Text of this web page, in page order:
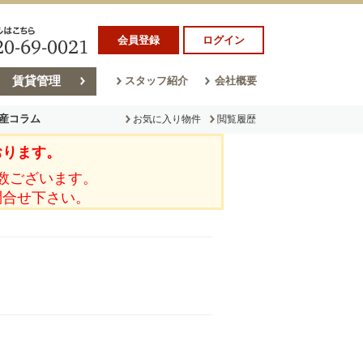
会員登録 ログイン
賃貸管理 スタッフ紹介 会社概要
コラム
ム
お気に入り物件 閲覧履歴
ます。
ざいます。
せ下さい。